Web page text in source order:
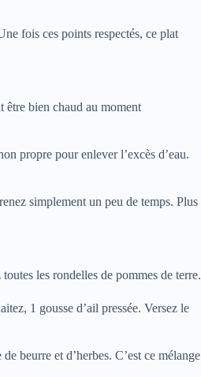
fois ces points respectés, ce plat
être bien chaud au moment
propre pour enlever l’excès d’eau.
simplement un peu de temps. Plus
les rondelles de pommes de terre.
1 gousse d’ail pressée. Versez le
beurre et d’herbes. C’est ce mélange